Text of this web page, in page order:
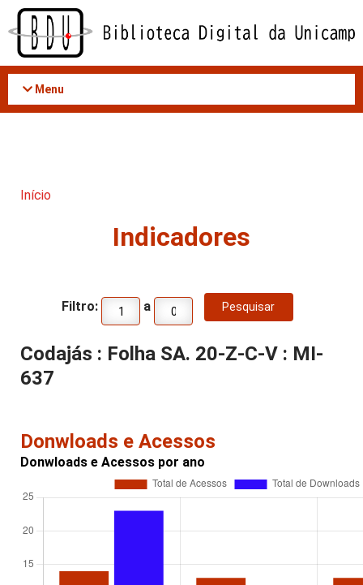
Acessar
conteúdo
Menu
Início
Indicadores
Filtro: a
Codajás : Folha SA. 20-Z-C-V : MI-
637
Donwloads e Acessos
Donwloads e Acessos por ano